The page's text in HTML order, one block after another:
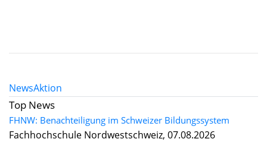
NewsAktion
Top News
FHNW: Benachteiligung im Schweizer Bildungssystem
Fachhochschule Nordwestschweiz, 07.08.2026